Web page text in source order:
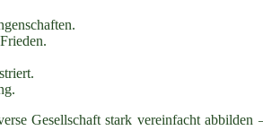
Gesellschaft stark vereinfacht